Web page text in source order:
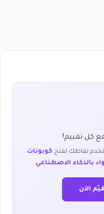
كل تقييم!
نقاطك لفتح كوبونات
بالذكاء الاصطناعي
الآن